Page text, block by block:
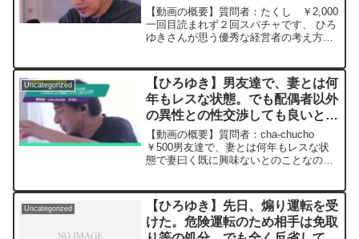
すか？ー ひろゆき切り抜き
20250205
【動画の概要】質問者：たくし ￥2,000
一回目読まれず２回スパチャです、 ひろ
ゆきさんが思う優秀な経営者の考え方は
02/05W23 ひろゆきさんの動画
で、寄せら...
Uncategorized
【ひろゆき】男友達で、妻とは何
年もレスな状態。でも配偶者以外
の異性との性交渉しても良いと合
意。ひろゆきさんはこの関係につ
いてどう思いますか？ー ひろゆ
き切り抜き 20250604
【動画の概要】質問者：cha-chucho
￥500男友達で、妻とは何年もレスな状
態で妻曰く既に興味ないとのことなの
を認め合う事)を提案し無事合意できたの
で今ヤレる相...
Uncategorized
【ひろゆき】先日、煽り運転を受
けた。危険運転のため相手は免取